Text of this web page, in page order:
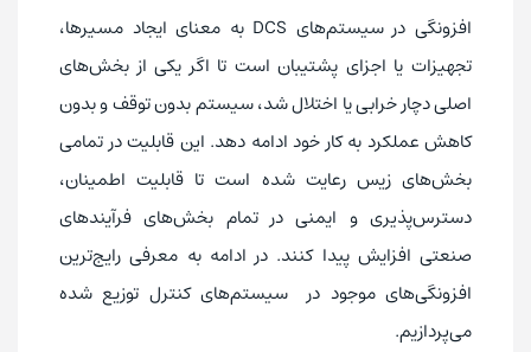
افزونگی در سیستم‌های DCS به معنای ایجاد مسیرها،
تجهیزات یا اجزای پشتیبان است تا اگر یکی از بخش‌های
اصلی دچار خرابی یا اختلال شد، سیستم بدون توقف و بدون
کاهش عملکرد به کار خود ادامه دهد. این قابلیت در تمامی
بخش‌های زیس رعایت شده است تا قابلیت اطمینان،
دسترس‌پذیری و ایمنی در تمام بخش‌های فرآیندهای
صنعتی افزایش پیدا کنند. در ادامه به معرفی رایج‌ترین
افزونگی‌های موجود در سیستم‌های کنترل توزیع شده
می‌پردازیم.